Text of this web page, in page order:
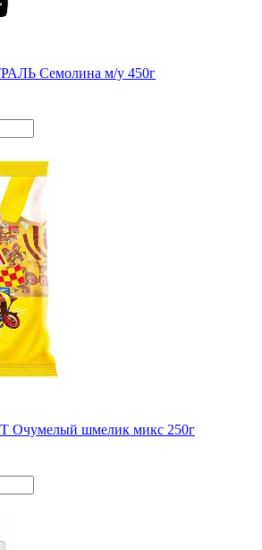
Семолина м/у 450г
шмелик микс 250г